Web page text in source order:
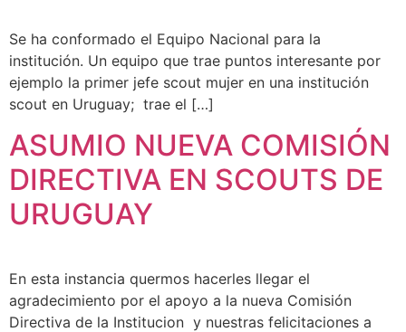
Se ha conformado el Equipo Nacional para la
institución. Un equipo que trae puntos interesante por
ejemplo la primer jefe scout mujer en una institución
scout en Uruguay; trae el […]
ASUMIO NUEVA COMISIÓN
DIRECTIVA EN SCOUTS DE
URUGUAY
En esta instancia quermos hacerles llegar el
agradecimiento por el apoyo a la nueva Comisión
Directiva de la Institucion y nuestras felicitaciones a